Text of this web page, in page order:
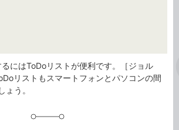
にはToDoリストが便利です。［ジョル
リストもスマートフォンとパソコンの間
ょう。